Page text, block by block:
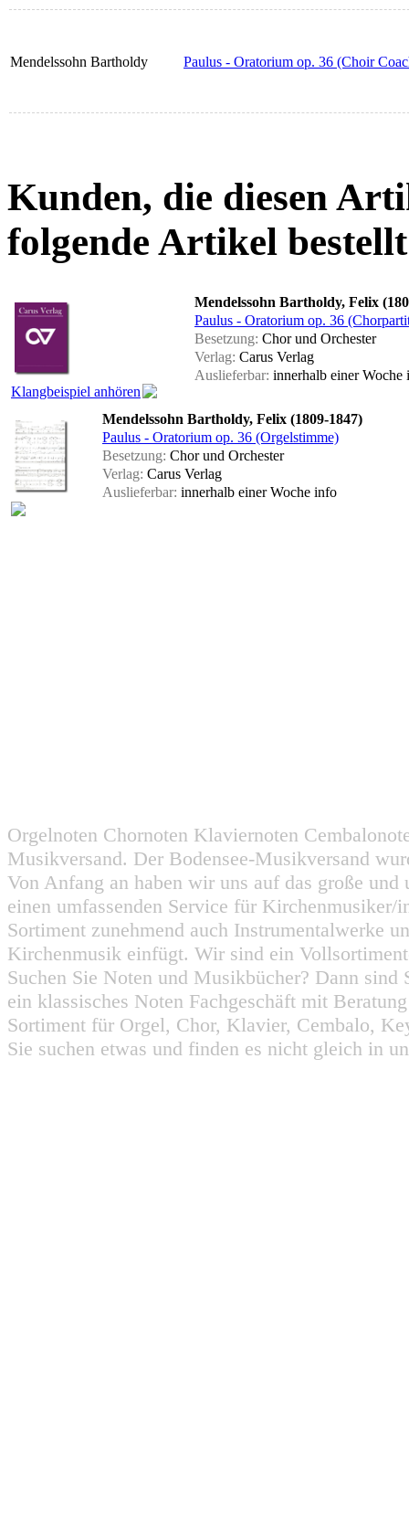
Mendelssohn Bartholdy Paulus - Oratorium op. 36 (Choir
Kunden, die diesen
folgende Artikel
Klangbeispiel anhören
Mendelssohn Bartholdy, Felix
Paulus - Oratorium op. 36
Besetzung: Chor und Orchester
Verlag: Carus Verlag
Auslieferbar: innerhalb einer Woche
Mendelssohn Bartholdy, Felix (1809-1847)
Paulus - Oratorium op. 36 (Orgelstimme)
Besetzung: Chor und Orchester
Verlag: Carus Verlag
Auslieferbar: innerhalb einer Woche info
Orgelnoten Chornoten Klaviernoten
Musikversand. Der Bodensee-Musikversand
Von Anfang an haben wir uns auf das große
einen umfassenden Service für
Sortiment zunehmend auch Instrumentalwerke
Kirchenmusik einfügt. Wir sind ein
Suchen Sie Noten und Musikbücher? Dann
ein klassisches Noten Fachgeschäft mit
Sortiment für Orgel, Chor, Klavier, Cembalo,
Sie suchen etwas und finden es nicht gleich in